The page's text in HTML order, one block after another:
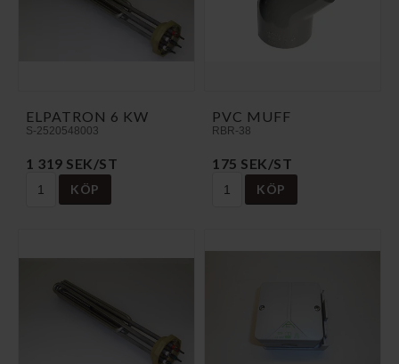
ELPATRON 6 KW
S-2520548003
1 319 SEK/ST
KÖP
PVC MUFF
RBR-38
175 SEK/ST
KÖP